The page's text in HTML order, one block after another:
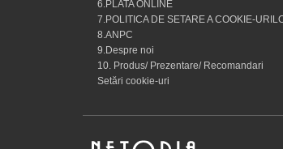
6.PLATA ONLINE
7.POLITICA DE SETARE A COOKIE-
8.ANPC
9.Despre noi
10. Produs/ Prezentare/ Recomandari
Setări cookie-uri